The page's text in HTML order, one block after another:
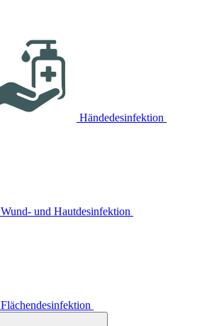
Händedesinfektion
Wund- und Hautdesinfektion
Flächendesinfektion